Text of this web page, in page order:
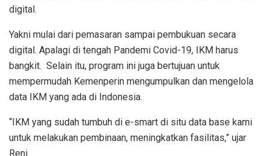
digital.
Yakni mulai dari pemasaran sampai pembukuan secara
digital. Apalagi di tengah Pandemi Covid-19, IKM harus
bangkit. Selain itu, program ini juga bertujuan untuk
mempermudah Kemenperin mengumpulkan dan mengelola
data IKM yang ada di Indonesia.
“IKM yang sudah tumbuh di e-smart di situ data base kami
untuk melakukan pembinaan, meningkatkan fasilitas,” ujar
Reni.